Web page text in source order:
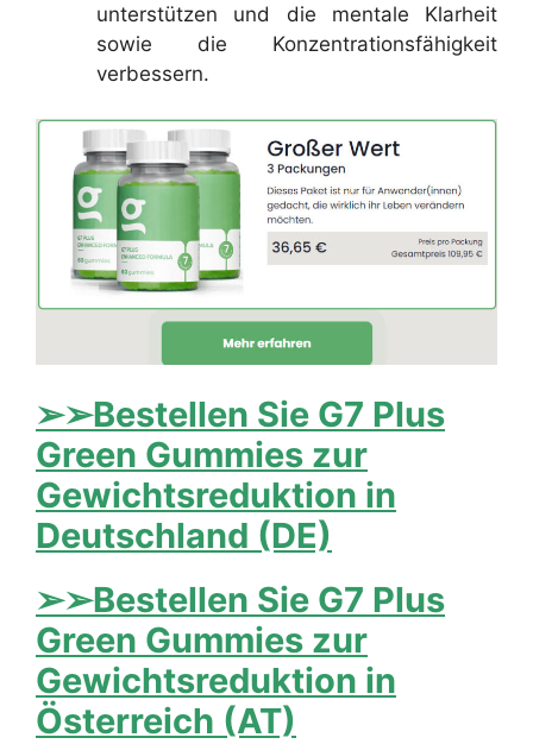
unterstützen und die mentale Klarheit
sowie die Konzentrationsfähigkeit
verbessern.
➢➢Bestellen Sie G7 Plus
Green Gummies zur
Gewichtsreduktion in
Deutschland (DE)
➢➢Bestellen Sie G7 Plus
Green Gummies zur
Gewichtsreduktion in
Österreich (AT)